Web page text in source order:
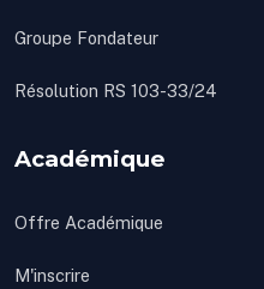
Groupe Fondateur
Résolution RS 103-33/24
Académique
Offre Académique
M'inscrire